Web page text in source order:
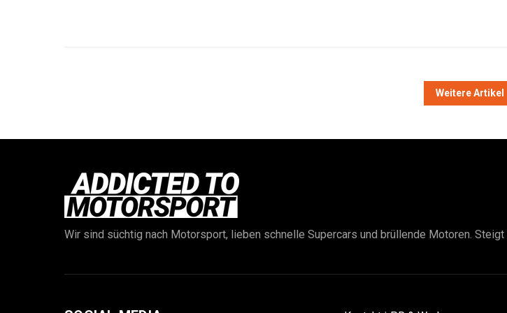
Weitere Artikel
Wir sind süchtig nach Motorsport, lieben schnelle Supercars und brüllende Motoren.